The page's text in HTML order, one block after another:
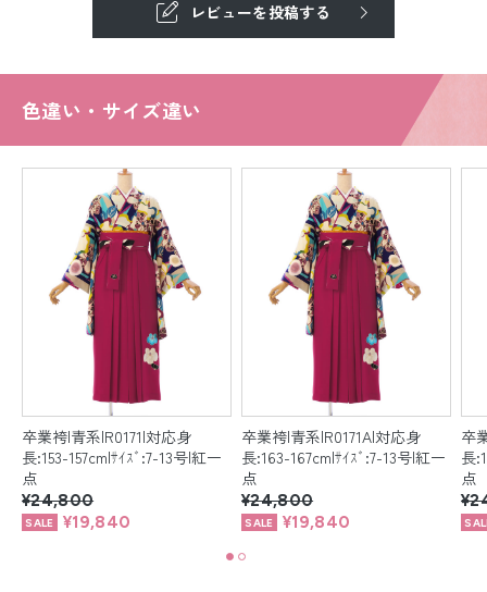
レビューを投稿する
色違い・サイズ違い
卒業袴|青系|R0171|対応身
長:153-157cm|ｻｲｽﾞ:7-13号|紅一
点
¥24,800
¥19,840
卒業袴|青系|R0171A|対応身
長:163-167cm|ｻｲｽﾞ:7-13号|紅一
点
¥24,800
¥19,840
卒
長
点